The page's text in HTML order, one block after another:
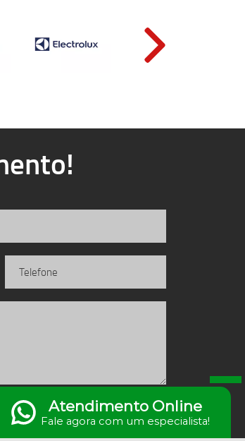
Enviar
Atendimento Online
Fale agora com um especialista!